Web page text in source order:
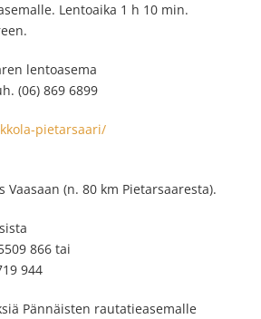
Lentoaika 1 h 10 min.
lentoasema
(06) 869 6899
pietarsaari/
Vaasaan (n. 80 km Pietarsaaresta).
866 tai
944
Pännäisten rautatieasemalle